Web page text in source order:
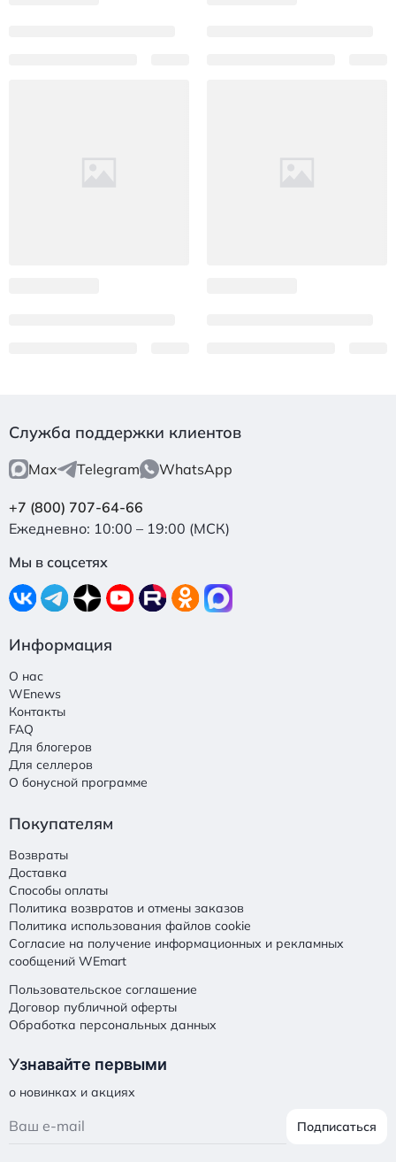
Служба поддержки клиентов
Max Telegram WhatsApp
+7 (800) 707-64-66
Ежедневно: 10:00 – 19:00 (МСК)
Мы в соцсетях
Информация
О нас
WEnews
Контакты
FAQ
Для блогеров
Для селлеров
О бонусной программе
Покупателям
Возвраты
Доставка
Способы оплаты
Политика возвратов и отмены заказов
Политика использования файлов cookie
Согласие на получение информационных и рекламных
сообщений WEmart
Пользовательское соглашение
Договор публичной оферты
Обработка персональных данных
Узнавайте первыми
о новинках и акциях
Подписаться